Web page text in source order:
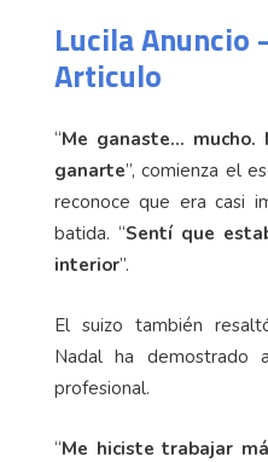
Lucila Anuncio
Articulo
“Me ganaste…
ganarte”, comienza el
reconoce que era casi
batida. “Sentí que
interior”.
El suizo también
Nadal ha
profesional.
“Me hiciste trabajar